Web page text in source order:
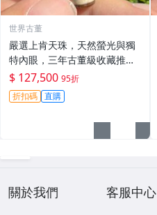
世界古董
嚴選上肯天珠，天然螢光與獨
特內眼，三年古董級收藏推
薦。天珠 玉石 天地天珠
$ 127,500 95折
折扣碼 直購
關於我們 客服中心